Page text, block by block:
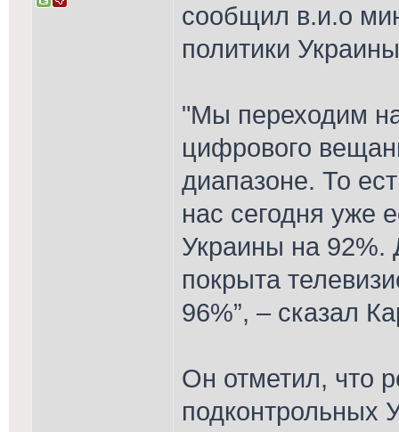
сообщил в.и.о
политики
"Мы переходим
цифрового
диапазоне. То
нас сегодня уже
Украины на 92%.
покрыта
96%”, – сказал
Он отметил, что
подконтрольных